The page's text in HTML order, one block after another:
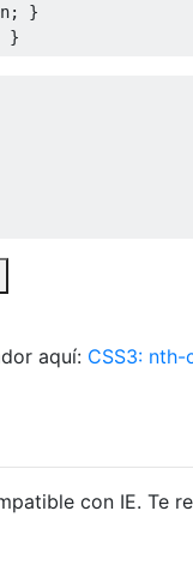
;
}
}
aquí: CSS3:
con IE. Te